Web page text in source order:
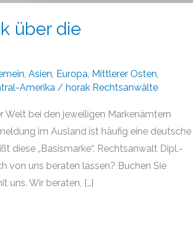
über die
, Asien, Europa, Mittlerer Osten,
Amerika/ horak Rechtsanwälte
Welt bei den jeweiligen Markenämtern
im Ausland ist häufig eine deutsche
diese „Basismarke“. Rechtsanwalt Dipl.-
von uns beraten lassen? Buchen Sie
uns. Wir beraten, […]